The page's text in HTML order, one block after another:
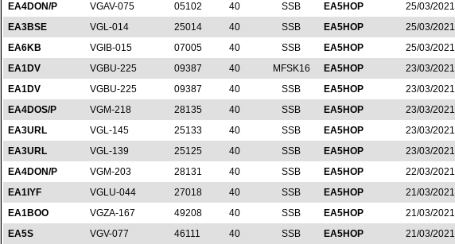
EA4DON/P
VGAV-075 05102 40 SSB EA5HOP
25/03/2021
EA3BSE
VGL-014 25014 40 SSB EA5HOP
25/03/2021
EA6KB
VGIB-015 07005 40 SSB EA5HOP
25/03/2021
EA1DV
VGBU-225 09387 40 MFSK16 EA5HOP
23/03/2021
EA1DV
VGBU-225 09387 40 SSB EA5HOP
23/03/2021
EA4DOS/P
VGM-218 28135 40 SSB EA5HOP
23/03/2021
EA3URL
VGL-145 25133 40 SSB EA5HOP
23/03/2021
EA3URL
VGL-139 25125 40 SSB EA5HOP
23/03/2021
EA4DON/P
VGM-203 28131 40 SSB EA5HOP
22/03/2021
EA1IYF
VGLU-044 27018 40 SSB EA5HOP
21/03/2021
EA1BOO
VGZA-167 49208 40 SSB EA5HOP
21/03/2021
EA5S
VGV-077 46111 40 SSB EA5HOP
21/03/2021